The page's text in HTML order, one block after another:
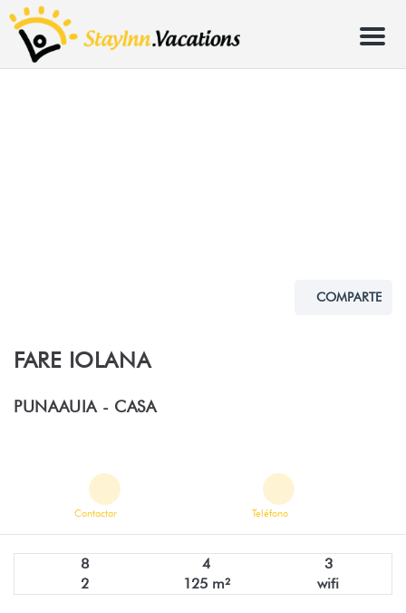
Menu
COMPARTE
FARE IOLANA
PUNAAUIA - CASA
Contactar Teléfono
8 4
3
2
125 m² wifi